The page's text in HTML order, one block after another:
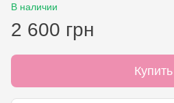
В наличии
2 600 грн
Купить